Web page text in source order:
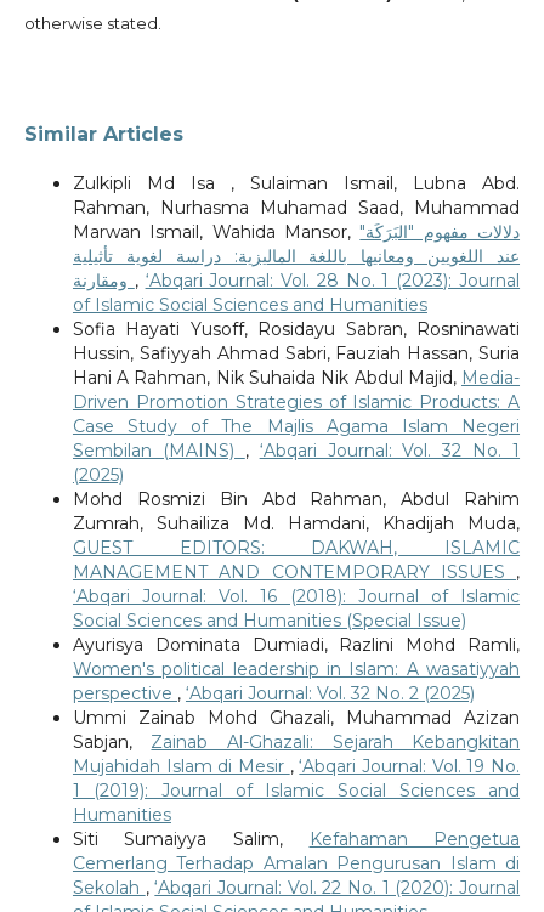
otherwise stated.
Similar Articles
Zulkipli Md Isa , Sulaiman Ismail, Lubna Abd.
Rahman, Nurhasma Muhamad Saad, Muhammad
Marwan Ismail, Wahida Mansor, دلالات مفهوم "البَرَكَة"
عند اللغويين ومعانيها باللغة الماليزية: دراسة لغوية تأثيلية
, ‘Abqari Journal: Vol. 28 No. 1 (2023): Journal
of Islamic Social Sciences and Humanities
Sofia Hayati Yusoff, Rosidayu Sabran, Rosninawati
Hussin, Safiyyah Ahmad Sabri, Fauziah Hassan, Suria
Hani A Rahman, Nik Suhaida Nik Abdul Majid, Media-
Driven Promotion Strategies of Islamic Products: A
Case Study of The Majlis Agama Islam Negeri
Sembilan (MAINS) , ‘Abqari Journal: Vol. 32 No. 1
(2025)
Mohd Rosmizi Bin Abd Rahman, Abdul Rahim
Zumrah, Suhailiza Md. Hamdani, Khadijah Muda,
GUEST EDITORS: DAKWAH, ISLAMIC
MANAGEMENT AND CONTEMPORARY ISSUES ,
‘Abqari Journal: Vol. 16 (2018): Journal of Islamic
Social Sciences and Humanities (Special Issue)
Ayurisya Dominata Dumiadi, Razlini Mohd Ramli,
Women's political leadership in Islam: A wasatiyyah
perspective , ‘Abqari Journal: Vol. 32 No. 2 (2025)
Ummi Zainab Mohd Ghazali, Muhammad Azizan
Sabjan, Zainab Al-Ghazali: Sejarah Kebangkitan
Mujahidah Islam di Mesir ,‘Abqari Journal: Vol. 19 No.
1 (2019): Journal of Islamic Social Sciences and
Humanities
Siti Sumaiyya Salim,
Kefahaman Pengetua
Cemerlang Terhadap Amalan Pengurusan Islam di
Sekolah ,‘Abqari Journal: Vol. 22 No. 1 (2020): Journal